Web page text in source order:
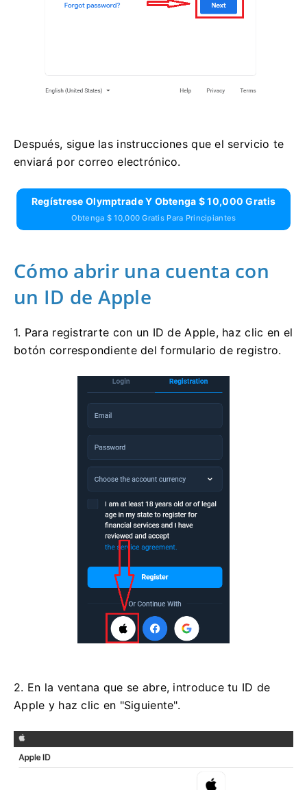
Después, sigue las instrucciones que el servicio te
enviará por correo electrónico.
Regístrese Olymptrade Y Obtenga $ 10,000 Gratis
Obtenga $ 10,000 Gratis Para Principiantes
Cómo abrir una cuenta con
un ID de Apple
1. Para registrarte con un ID de Apple, haz clic en el
botón correspondiente del formulario de registro.
2. En la ventana que se abre, introduce tu ID de
Apple y haz clic en "Siguiente".